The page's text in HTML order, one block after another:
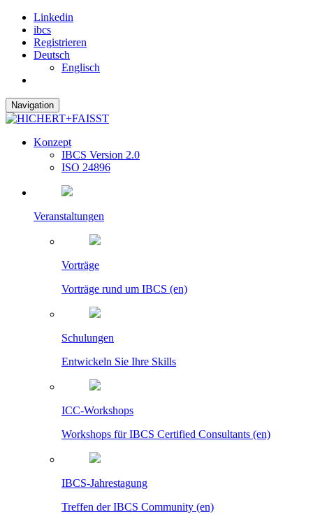
Linkedin
ibcs
Registrieren
Deutsch
Englisch
Navigation
Konzept
IBCS Version 2.0
ISO 24896
Veranstaltungen
Vorträge
Vorträge rund um IBCS (en)
Schulungen
Entwickeln Sie Ihre Skills
ICC-Workshops
Workshops für IBCS Certified Consultants (en)
IBCS-Jahrestagung
Treffen der IBCS Community (en)